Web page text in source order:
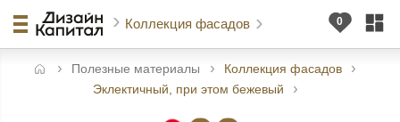
Коллекция фасадов
Полезные материалы
Коллекция фасадов
Эклектичный, при этом бежевый